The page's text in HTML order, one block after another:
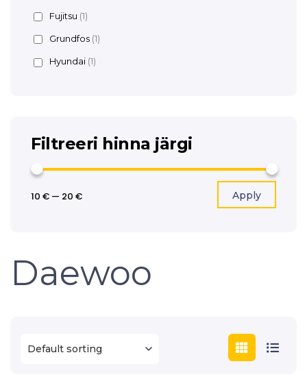
Daewoo
Fujitsu (1)
Grundfos (1)
Hyundai (1)
Filtreeri hinna järgi
Apply
10 € — 20 €